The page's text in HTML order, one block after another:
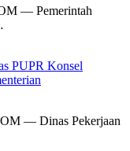
— Pemerintah
PUPR Konsel
— Dinas Pekerjaan